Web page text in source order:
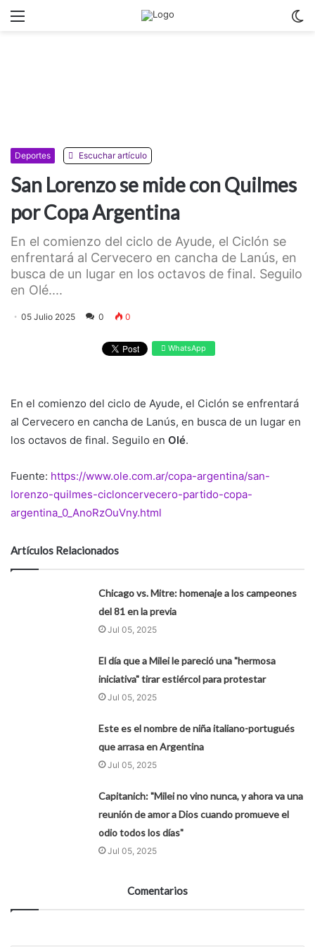
Deportes Escuchar artículo
San Lorenzo se mide con Quilmes
por Copa Argentina
En el comienzo del ciclo de Ayude, el Ciclón se
enfrentará al Cervecero en cancha de Lanús, en
busca de un lugar en los octavos de final. Seguilo
en Olé....
05 Julio 2025 0 0
WhatsApp
En el comienzo del ciclo de Ayude, el Ciclón se enfrentará
al Cervecero en cancha de Lanús, en busca de un lugar en
los octavos de final. Seguilo en Olé.
Fuente: https://www.ole.com.ar/copa-argentina/san-
lorenzo-quilmes-cicloncervecero-partido-copa-
argentina_0_AnoRzOuVny.html
Artículos Relacionados
Chicago vs. Mitre: homenaje a los campeones
del 81 en la previa
Jul 05, 2025
El día que a Milei le pareció una "hermosa
iniciativa" tirar estiércol para protestar
Jul 05, 2025
Este es el nombre de niña italiano-portugués
que arrasa en Argentina
Jul 05, 2025
Capitanich: "Milei no vino nunca, y ahora va una
reunión de amor a Dios cuando promueve el
odio todos los días"
Jul 05, 2025
Comentarios